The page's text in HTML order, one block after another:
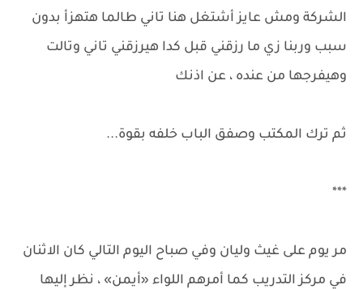
الشركة ومش عايز أشتغل هنا تاني طالما هتهزأ بدون
سبب وربنا زي ما رزقني قبل كدا هيرزقني تاني وتالت
وهيفرجها من عنده ، عن اذنك
ثم ترك المكتب وصفق الباب خلفه بقوة...
***
مر يوم على غيث وليان وفي صباح اليوم التالي كان الاثنان
في مركز التدريب كما أمرهم اللواء «أيمن» ، نظر إليها